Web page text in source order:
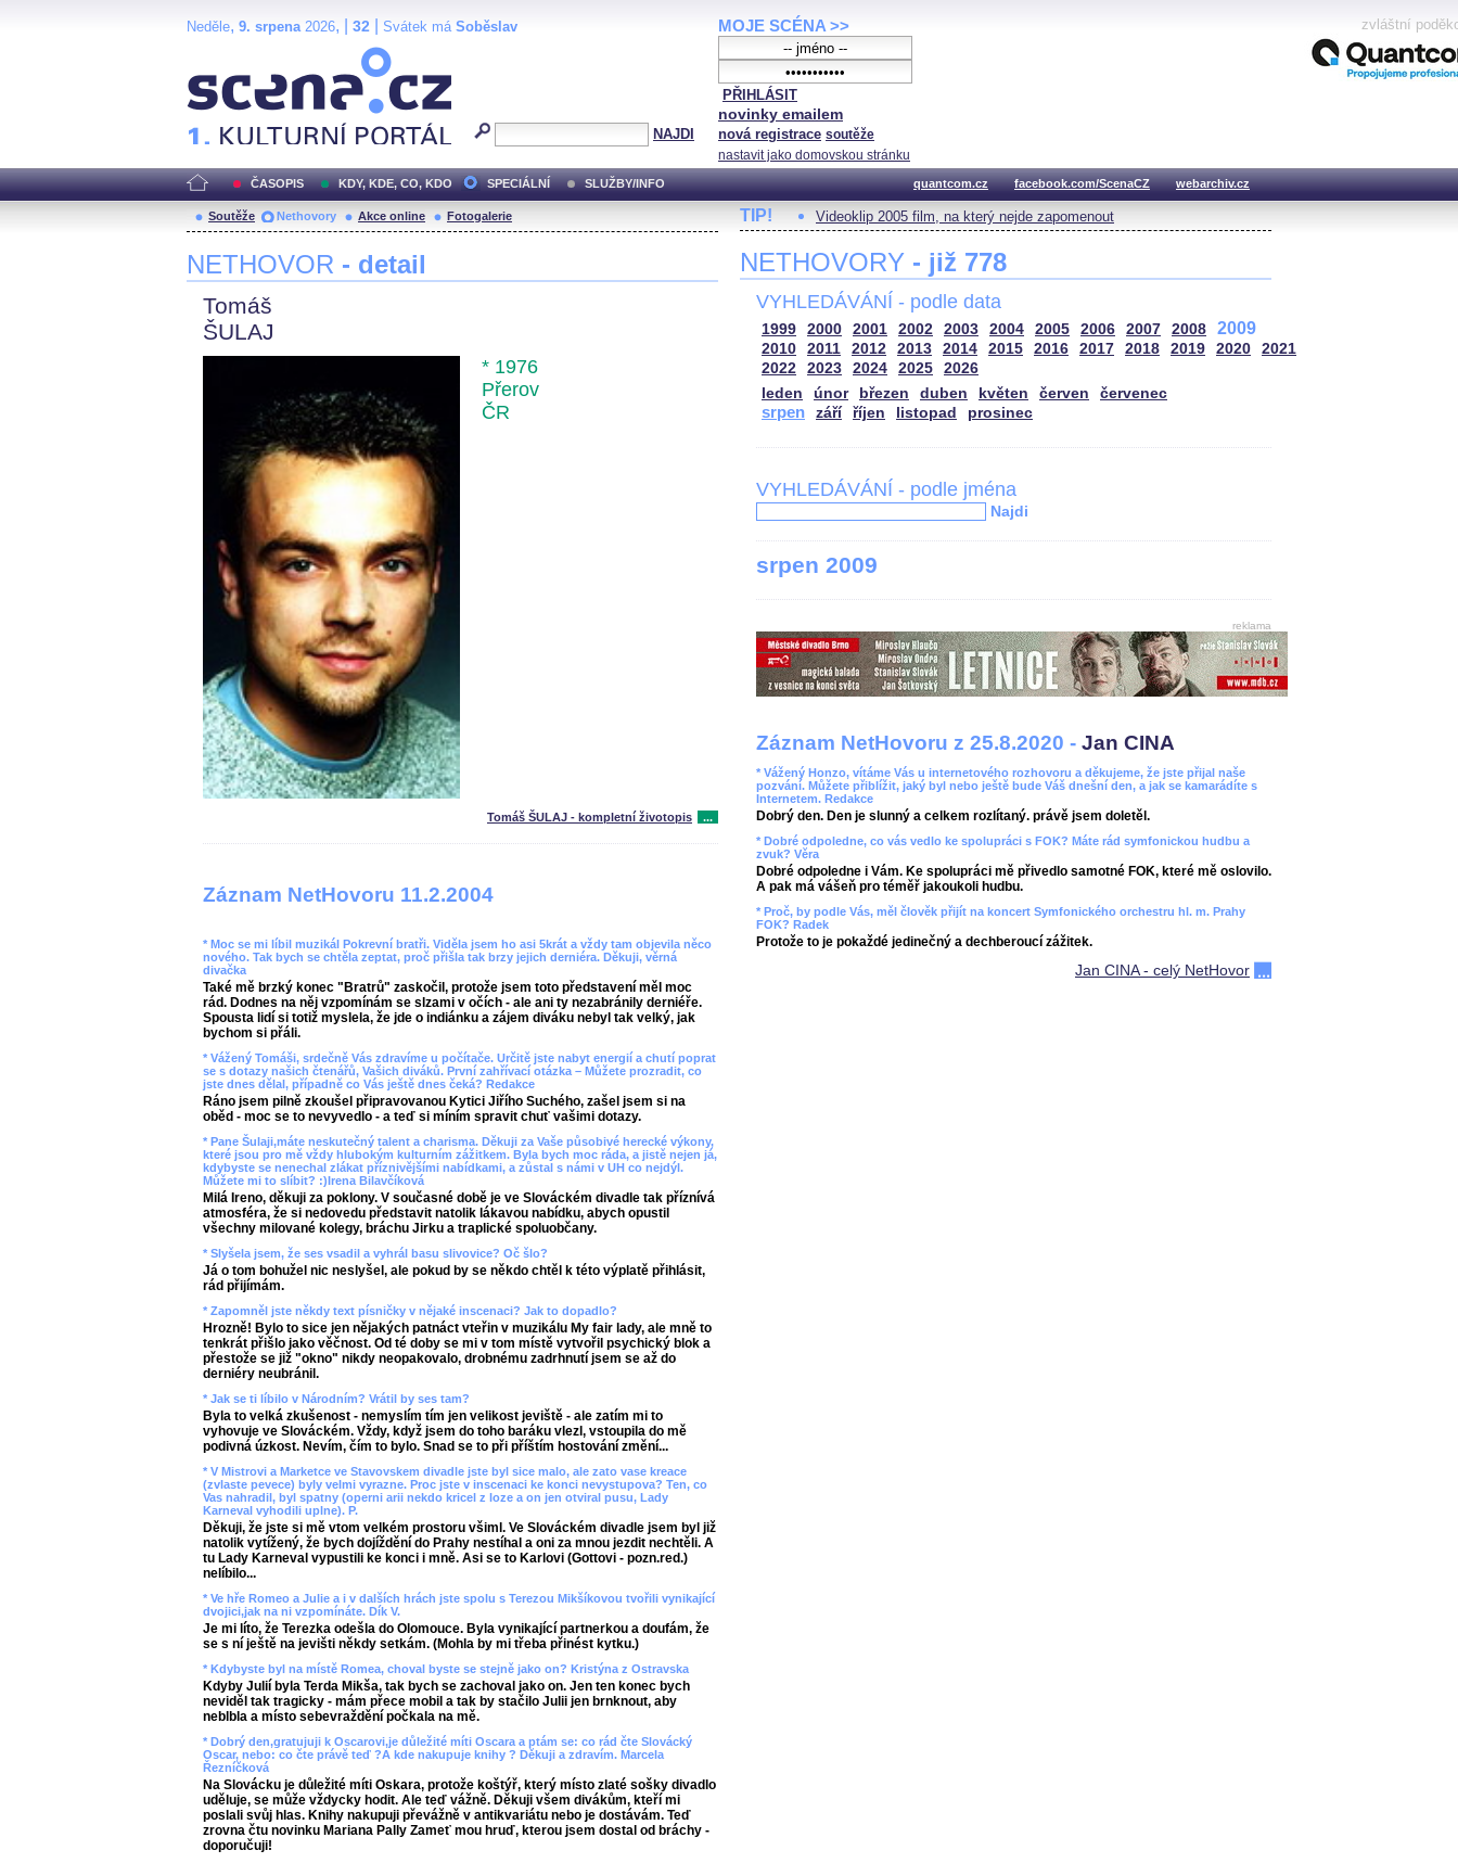
Neděle, 9. srpena2026, | 32 Svátek má Soběslav
NAJDI
MOJE SCÉNA >>
PŘIHLÁSIT
novinky emailem
nová registrace soutěže
nastavit jako domovskou stránku
zvláštní
ČASOPIS KDY, KDE, CO, KDO SPECIÁLNÍ SLUŽBY/INFO quantcom.cz facebook.com/ScenaCZ webarchiv.cz
Soutěže Nethovory Akce online Fotogalerie
NETHOVOR - detail
Tomáš
ŠULAJ
* 1976
Přerov
ČR
Tomáš ŠULAJ - kompletní životopis ...
Záznam NetHovoru 11.2.2004
* Moc se mi líbil muzikál Pokrevní bratři. Viděla jsem ho asi 5krát a vždy tam objevila něco
nového. Tak bych se chtěla zeptat, proč přišla tak brzy jejich derniéra. Děkuji, věrná
divačka
Také mě brzký konec "Bratrů" zaskočil, protože jsem toto představení měl moc
rád. Dodnes na něj vzpomínám se slzami v očích - ale ani ty nezabránily derniéře.
Spousta lidí si totiž myslela, že jde o indiánku a zájem diváku nebyl tak velký, jak
bychom si přáli.
* Vážený Tomáši, srdečně Vás zdravíme u počítače. Určitě jste nabyt energií a chutí poprat
se s dotazy našich čtenářů, Vašich diváků. První zahřívací otázka – Můžete prozradit, co
jste dnes dělal, případně co Vás ještě dnes čeká? Redakce
Ráno jsem pilně zkoušel připravovanou Kytici Jiřího Suchého, zašel jsem si na
oběd - moc se to nevyvedlo - a teď si míním spravit chuť vašimi dotazy.
* Pane Šulaji,máte neskutečný talent a charisma. Děkuji za Vaše působivé herecké výkony,
které jsou pro mě vždy hlubokým kulturním zážitkem. Byla bych moc ráda, a jistě nejen já,
kdybyste se nenechal zlákat příznivějšími nabídkami, a zůstal s námi v UH co nejdýl.
Můžete mi to slíbit? :)Irena Bilavčíková
Milá Ireno, děkuji za poklony. V současné době je ve Slováckém divadle tak příznívá
atmosféra, že si nedovedu představit natolik lákavou nabídku, abych opustil
všechny milované kolegy, bráchu Jirku a traplické spoluobčany.
* Slyšela jsem, že ses vsadil a vyhrál basu slivovice? Oč šlo?
Já o tom bohužel nic neslyšel, ale pokud by se někdo chtěl k této výplatě přihlásit,
rád přijímám.
* Zapomněl jste někdy text písničky v nějaké inscenaci? Jak to dopadlo?
Hrozně! Bylo to sice jen nějakých patnáct vteřin v muzikálu My fair lady, ale mně to
tenkrát přišlo jako věčnost. Od té doby se mi v tom místě vytvořil psychický blok a
přestože se již "okno" nikdy neopakovalo, drobnému zadrhnutí jsem se až do
derniéry neubránil.
* Jak se ti líbilo v Národním? Vrátil by ses tam?
Byla to velká zkušenost - nemyslím tím jen velikost jeviště - ale zatím mi to
vyhovuje ve Slováckém. Vždy, když jsem do toho baráku vlezl, vstoupila do mě
podivná úzkost. Nevím, čím to bylo. Snad se to při příštím hostování změní...
* V Mistrovi a Marketce ve Stavovskem divadle jste byl sice malo, ale zato vase kreace
(zvlaste pevece) byly velmi vyrazne. Proc jste v inscenaci ke konci nevystupova? Ten, co
Vas nahradil, byl spatny (operni arii nekdo kricel z loze a on jen otviral pusu, Lady
Karneval vyhodili uplne). P.
Děkuji, že jste si mě vtom velkém prostoru všiml. Ve Slováckém divadle jsem byl již
natolik vytížený, že bych dojíždění do Prahy nestíhal a oni za mnou jezdit nechtěli. A
tu Lady Karneval vypustili ke konci i mně. Asi se to Karlovi (Gottovi - pozn.red.)
nelíbilo...
* Ve hře Romeo a Julie a i v dalších hrách jste spolu s Terezou Mikšíkovou tvořili vynikající
dvojici,jak na ni vzpomínáte. Dík V.
Je mi líto, že Terezka odešla do Olomouce. Byla vynikající partnerkou a doufám, že
se s ní ještě na jevišti někdy setkám. (Mohla by mi třeba přinést kytku.)
* Kdybyste byl na místě Romea, choval byste se stejně jako on? Kristýna z Ostravska
Kdyby Julií byla Terda Mikša, tak bych se zachoval jako on. Jen ten konec bych
neviděl tak tragicky - mám přece mobil a tak by stačilo Julii jen brnknout, aby
neblbla a místo sebevraždění počkala na mě.
* Dobrý den,gratujuji k Oscarovi,je důležité míti Oscara a ptám se: co rád čte Slovácký
Oscar, nebo: co čte právě teď ?A kde nakupuje knihy ? Děkuji a zdravím. Marcela
Řezníčková
Na Slovácku je důležité míti Oskara, protože koštýř, který místo zlaté sošky divadlo
uděluje, se může vždycky hodit. Ale teď vážně. Děkuji všem divákům, kteří mi
poslali svůj hlas. Knihy nakupuji převážně v antikvariátu nebo je dostávám. Teď
zrovna čtu novinku Mariana Pally Zameť mou hruď, kterou jsem dostal od bráchy -
doporučuji!
TIP! Videoklip 2005 film, na který nejde zapomenout
NETHOVORY - již 778
VYHLEDÁVÁNÍ - podle data
1999 2000 2001 2002 2003 2004 2005 2006 2007 2008 2009
2010 2011 2012 2013 2014 2015 2016 2017 2018 2019 2020
2021
2022
2023 2024 2025
2026
leden
únor březen duben květen červen červenec
srpen září říjen listopad prosinec
VYHLEDÁVÁNÍ - podle jména
Najdi
srpen 2009
reklama
Záznam NetHovoru z 25.8.2020 - Jan CINA
* Vážený Honzo, vítáme Vás u internetového rozhovoru a děkujeme, že jste přijal naše
pozvání. Můžete přiblížit, jaký byl nebo ještě bude Váš dnešní den, a jak se kamarádíte s
Internetem. Redakce
Dobrý den. Den je slunný a celkem rozlítaný. právě jsem doletěl.
* Dobré odpoledne, co vás vedlo ke spolupráci s FOK? Máte rád symfonickou hudbu a
zvuk? Věra
Dobré odpoledne i Vám. Ke spolupráci mě přivedlo samotné FOK, které mě oslovilo.
A pak má vášeň pro téměř jakoukoli hudbu.
* Proč, by podle Vás, měl člověk přijít na koncert Symfonického orchestru hl. m. Prahy
FOK? Radek
Protože to je pokaždé jedinečný a dechberoucí zážitek.
Jan CINA - celý NetHovor